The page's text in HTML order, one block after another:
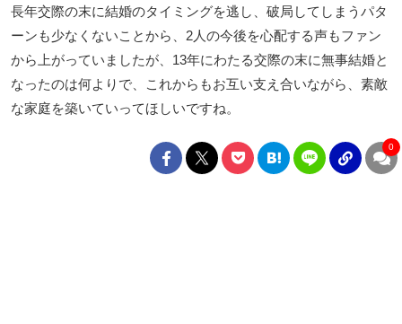
長年交際の末に結婚のタイミングを逃し、破局してしまうパタ
ーンも少なくないことから、2人の今後を心配する声もファン
から上がっていましたが、13年にわたる交際の末に無事結婚と
なったのは何よりで、これからもお互い支え合いながら、素敵
な家庭を築いていってほしいですね。
0